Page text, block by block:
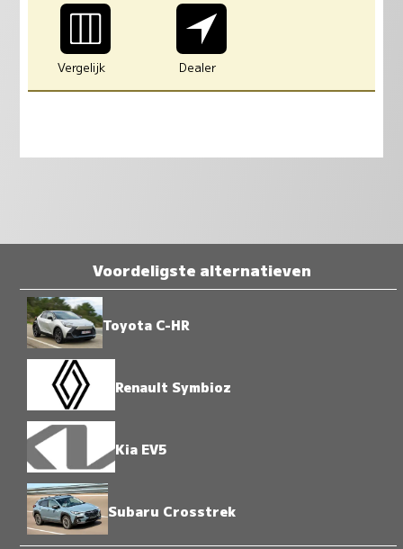
Vergelijk Dealer
Voordeligste alternatieven
Toyota C-HR
Renault Symbioz
Kia EV5
Subaru Crosstrek